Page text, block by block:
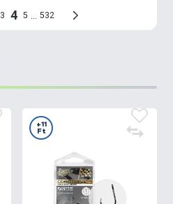
+11
Ft